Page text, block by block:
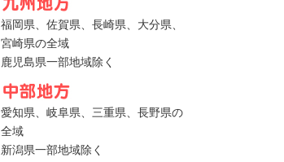
福岡県、佐賀県、長崎県、大分県、
宮崎県の全域
鹿児島県一部地域除く
愛知県、岐阜県、三重県、長野県の
全域
新潟県一部地域除く